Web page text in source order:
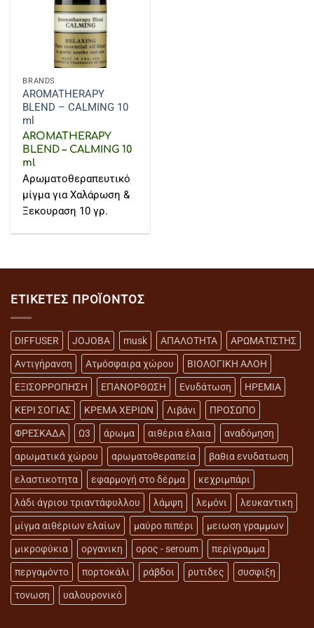
BRANDS
AROMATHERAPY
BLEND – CALMING 10
ml
AROMATHERAPY
BLEND – CALMING 10
ml
Aρωματοθεραπευτικό
μίγμα για Χαλάρωση &
Ξεκουραση 10 γρ.
ΕΤΙΚΈΤΕΣ ΠΡΟΪΌΝΤΟΣ
DIFFUSER JOJOBA musk ΑΠΑΛΟΤΗΤΑ ΑΡΩΜΑΤΙΣΤΗΣ
Αντιγήρανση Ατμόσφαιρα χώρου ΒΙΟΛΟΓΙΚΗ ΑΛΟΗ
ΕΞΙΣΟΡΡΟΠΗΣΗ ΕΠΑΝΟΡΘΩΣΗ Ενυδάτωση ΗΡΕΜΙΑ
ΚΕΡΙ ΣΟΓΙΑΣ ΚΡΕΜΑ ΧΕΡΙΩΝ Λιβάνι ΠΡΟΣΩΠΟ
ΦΡΕΣΚΑΔΑ Ω3 άρωμα αιθέρια έλαια αναδόμηση
αρωματικά χώρου αρωματοθεραπεία βαθια ενυδατωση
ελαστικοτητα εφαρμογή στο δέρμα κεχριμπάρι
λάδι άγριου τριαντάφυλλου λάμψη λεμόνι λευκαντικη
μίγμα αιθέριων ελαίων μαύρο πιπέρι μειωση γραμμων
μικροφύκια οργανικη ορος - seroum περίγραμμα
περγαμόντο πορτοκάλι ράβδοι ρυτιδες συσφιξη
τονωση υαλουρονικό